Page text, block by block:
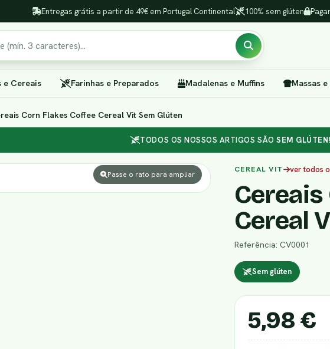
Entregas grátis a partir de 49€ em Portugal Continental 100% sem glúten
e Cereais Farinhas e Preparados Madalenas e Muffins Massas e
Corn Flakes Coffee Cereal Vit Sem Glúten
TODOS OS NOSSOS ARTIGOS SÃO SEM GLÚTEN!
Passe o rato para ampliar
CEREAL VIT ver todos
Cereal
Referência: CV0001
Sem glúten
5,98 €